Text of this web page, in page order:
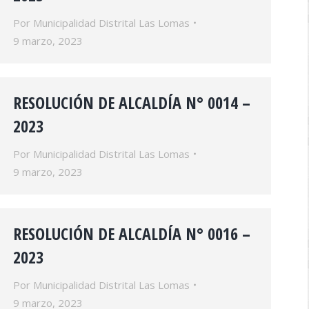
Por Municipalidad Distrital Las Lomas
9 marzo, 2023
RESOLUCIÓN DE ALCALDÍA N° 0014 –
2023
Por Municipalidad Distrital Las Lomas
9 marzo, 2023
RESOLUCIÓN DE ALCALDÍA N° 0016 –
2023
Por Municipalidad Distrital Las Lomas
9 marzo, 2023